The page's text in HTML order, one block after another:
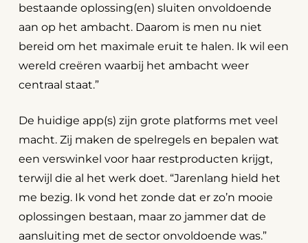
bestaande oplossing(en) sluiten onvoldoende
aan op het ambacht. Daarom is men nu niet
bereid om het maximale eruit te halen. Ik wil een
wereld creëren waarbij het ambacht weer
centraal staat.”
De huidige app(s) zijn grote platforms met veel
macht. Zij maken de spelregels en bepalen wat
een verswinkel voor haar restproducten krijgt,
terwijl die al het werk doet. “Jarenlang hield het
me bezig. Ik vond het zonde dat er zo’n mooie
oplossingen bestaan, maar zo jammer dat de
aansluiting met de sector onvoldoende was.”